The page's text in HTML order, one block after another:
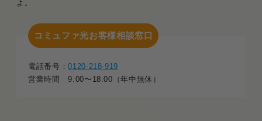
よ。
コミュファ光お客様相談窓口
電話番号：0120-218-919
営業時間 9:00〜18:00（年中無休）